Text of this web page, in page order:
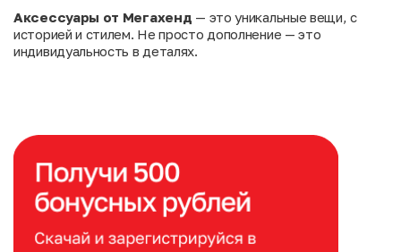
Аксессуары от Мегахенд — это уникальные вещи, с
историей и стилем. Не просто дополнение — это
индивидуальность в деталях.